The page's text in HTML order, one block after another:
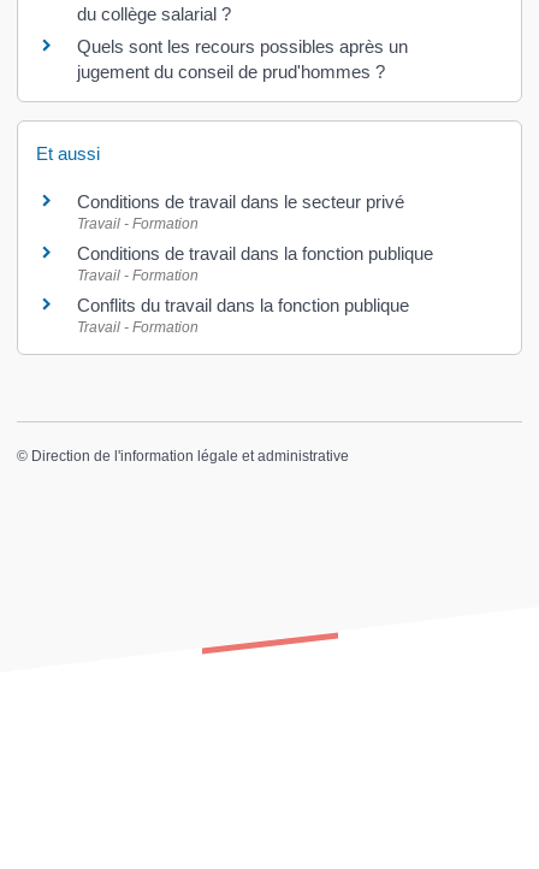
du collège salarial ?
Quels sont les recours possibles après un
jugement du conseil de prud'hommes ?
Et aussi
Conditions de travail dans le secteur privé
Travail - Formation
Conditions de travail dans la fonction publique
Travail - Formation
Conflits du travail dans la fonction publique
Travail - Formation
© Direction de l'information légale et administrative